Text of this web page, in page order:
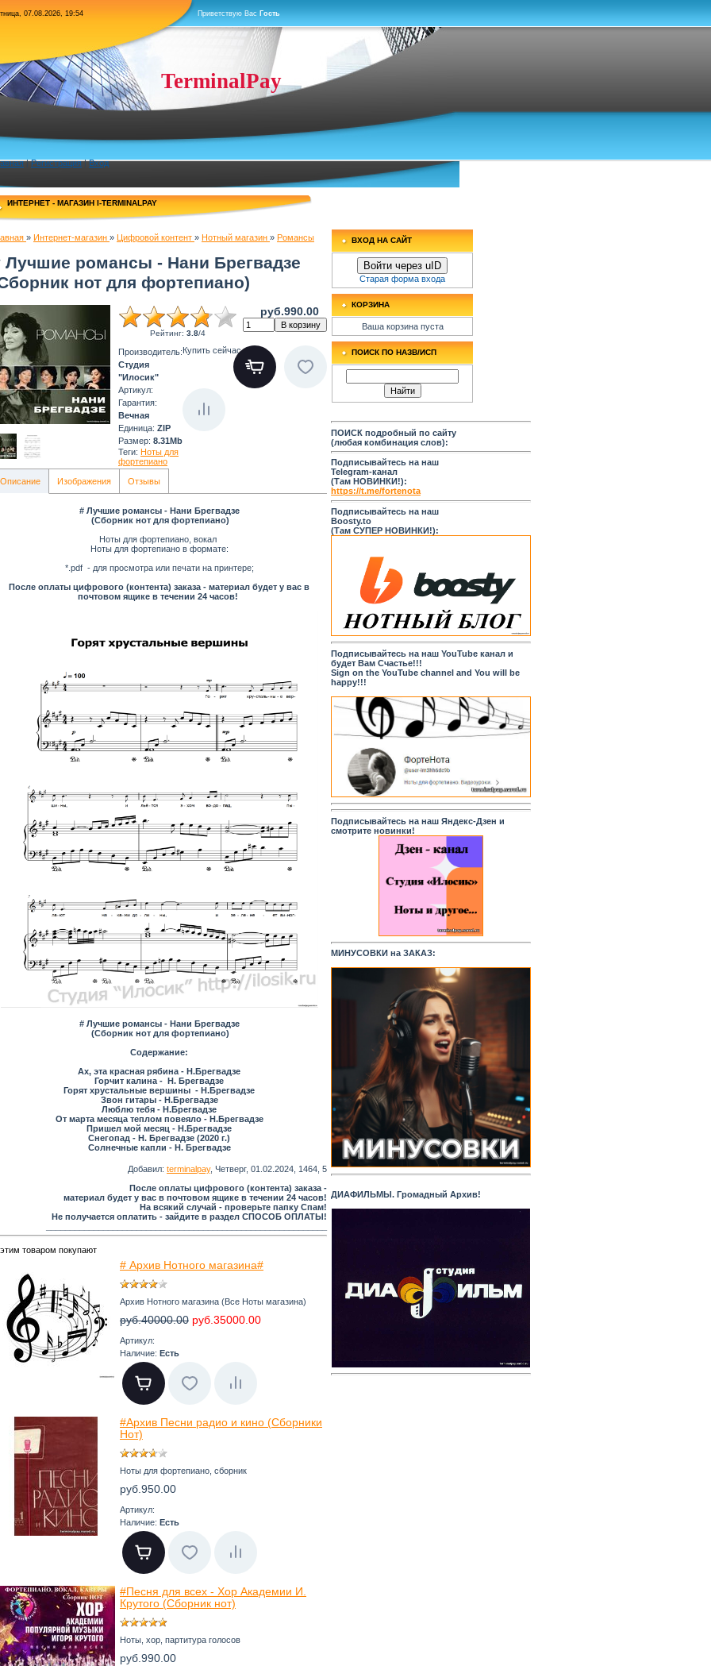
07.08.2026, 19:54 Приветствую Вас Гость
TerminalPay
|Регистрация|Вход
ИНТЕРНЕТ - МАГАЗИН I-TERMINALPAY
» Интернет-магазин » Цифровой контент » Нотный магазин » Романсы
Лучшие романсы - Нани Брегвадзе
нот для фортепиано)
Рейтинг: 3.8/4
руб.990.00
Производитель:
Студия
"Илосик"
Артикул:
Гарантия:
Вечная
Единица: ZIP
Размер: 8.31Mb
Теги: Ноты для
фортепиано
Купить сейчас
Описание Изображения Отзывы
# Лучшие романсы - Нани Брегвадзе
(Сборник нот для фортепиано)
Ноты для фортепиано, вокал
Ноты для фортепиано в формате:
*.pdf - для просмотра или печати на принтере;
После оплаты цифрового (контента) заказа - материал будет у вас в
почтовом ящике в течении 24 часов!
# Лучшие романсы - Нани Брегвадзе
(Сборник нот для фортепиано)
Содержание:
Ах, эта красная рябина - Н.Брегвадзе
Горчит калина - Н. Брегвадзе
Горят хрустальные вершины - Н.Брегвадзе
Звон гитары - Н.Брегвадзе
Люблю тебя - Н.Брегвадзе
От марта месяца теплом повеяло - Н.Брегвадзе
Пришел мой месяц - Н.Брегвадзе
Снегопад - Н. Брегвадзе (2020 г.)
Солнечные капли - Н. Брегвадзе
Добавил: terminalpay, Четверг, 01.02.2024, 1464, 5
После оплаты цифрового (контента) заказа -
материал будет у вас в почтовом ящике в течении 24 часов!
На всякий случай - проверьте папку Спам!
Не получается оплатить - зайдите в раздел СПОСОБ ОПЛАТЫ!
товаром покупают
# Архив Нотного магазина#
Архив Нотного магазина (Все Ноты магазина)
руб.40000.00 руб.35000.00
Артикул:
Наличие: Есть
#Архив Песни радио и кино (Сборники
Нот)
Ноты для фортепиано, сборник
руб.950.00
Артикул:
Наличие: Есть
#Песня для всех - Хор Академии И.
Крутого (Сборник нот)
Ноты, хор, партитура голосов
руб.990.00
ВХОД НА САЙТ
Войти через uID
Старая форма входа
КОРЗИНА
Ваша корзина пуста
ПОИСК ПО НАЗВ/ИСП
ПОИСК подробный по сайту
(любая комбинация слов):
Подписывайтесь на наш
Telegram-канал
(Там НОВИНКИ!):
https://t.me/fortenota
Подписывайтесь на наш
Boosty.to
(Там СУПЕР НОВИНКИ!):
Подписывайтесь на наш YouTube канал и
будет Вам Счастье!!!
Sign on the YouTube channel and You will be
happy!!!
Подписывайтесь на наш Яндекс-Дзен и
смотрите новинки!
МИНУСОВКИ на ЗАКАЗ:
ДИАФИЛЬМЫ. Громадный Архив!